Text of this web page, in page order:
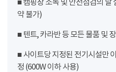
■ 캠핑장 소독 및 안전점검의 날
약 불가)
■ 텐트, 카라반 등 모든 물품 및
■ 사이트당 지정된 전기시설만
정 (600W 이하 사용)